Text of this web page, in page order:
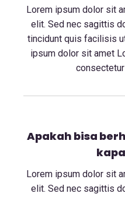
Lorem ipsum dolor sit
elit. Sed nec sagittis
tincidunt quis facilisis
ipsum dolor sit amet
Apakah bisa
Lorem ipsum dolor sit
elit. Sed nec sagittis